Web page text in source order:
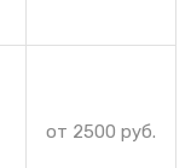
от 2500 руб.